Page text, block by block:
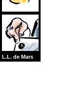
L.L. de Mars